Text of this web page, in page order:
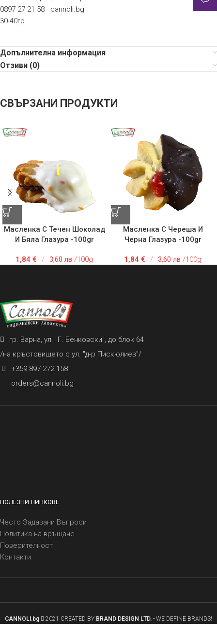
0897 27 21 58 cannoli.bg
30-40гр
Допълнителна информация
Отзиви (0)
СВЪРЗАНИ ПРОДУКТИ
Масленка С Течен Шоколад
И Бяла Глазура -100gr
1,84 € / 3,60 лв /100g
Масленка С Череша И
Черна Глазура -100gr
1,84 € / 3,60 лв /100g
гр. Варна, ул. "Г. Бенковски", до блок 64
/на кръстовището с ул. "д-р Пискюлиев"/
+359 897 272 158
orders@cannoli.bg
ПОЛЕЗНИ ЛИНКОВЕ
Често Задавани Въпроси
Политика на връщане
Поверителност
Контакти
CANNOLI.bg 2021 CREATED BY BRAND DESIGN LTD. - WE DEFINE BRANDS!